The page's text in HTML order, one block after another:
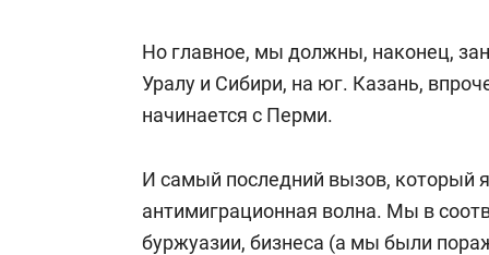
Но главное, мы должны, наконец,
Уралу и Сибири, на юг. Казань,
начинается с Перми.
И самый последний вызов, который
антимиграционная волна. Мы в
буржуазии, бизнеса (а мы были